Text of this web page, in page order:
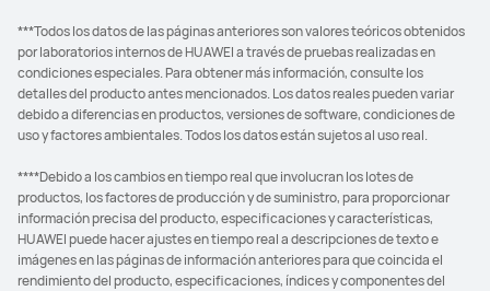
***Todos los datos de las páginas anteriores son valores teóricos obtenidos
por laboratorios internos de HUAWEI a través de pruebas realizadas en
condiciones especiales. Para obtener más información, consulte los
detalles del producto antes mencionados. Los datos reales pueden variar
debido a diferencias en productos, versiones de software, condiciones de
uso y factores ambientales. Todos los datos están sujetos al uso real.
****Debido a los cambios en tiempo real que involucran los lotes de
productos, los factores de producción y de suministro, para proporcionar
información precisa del producto, especificaciones y características,
HUAWEI puede hacer ajustes en tiempo real a descripciones de texto e
imágenes en las páginas de información anteriores para que coincida el
rendimiento del producto, especificaciones, índices y componentes del